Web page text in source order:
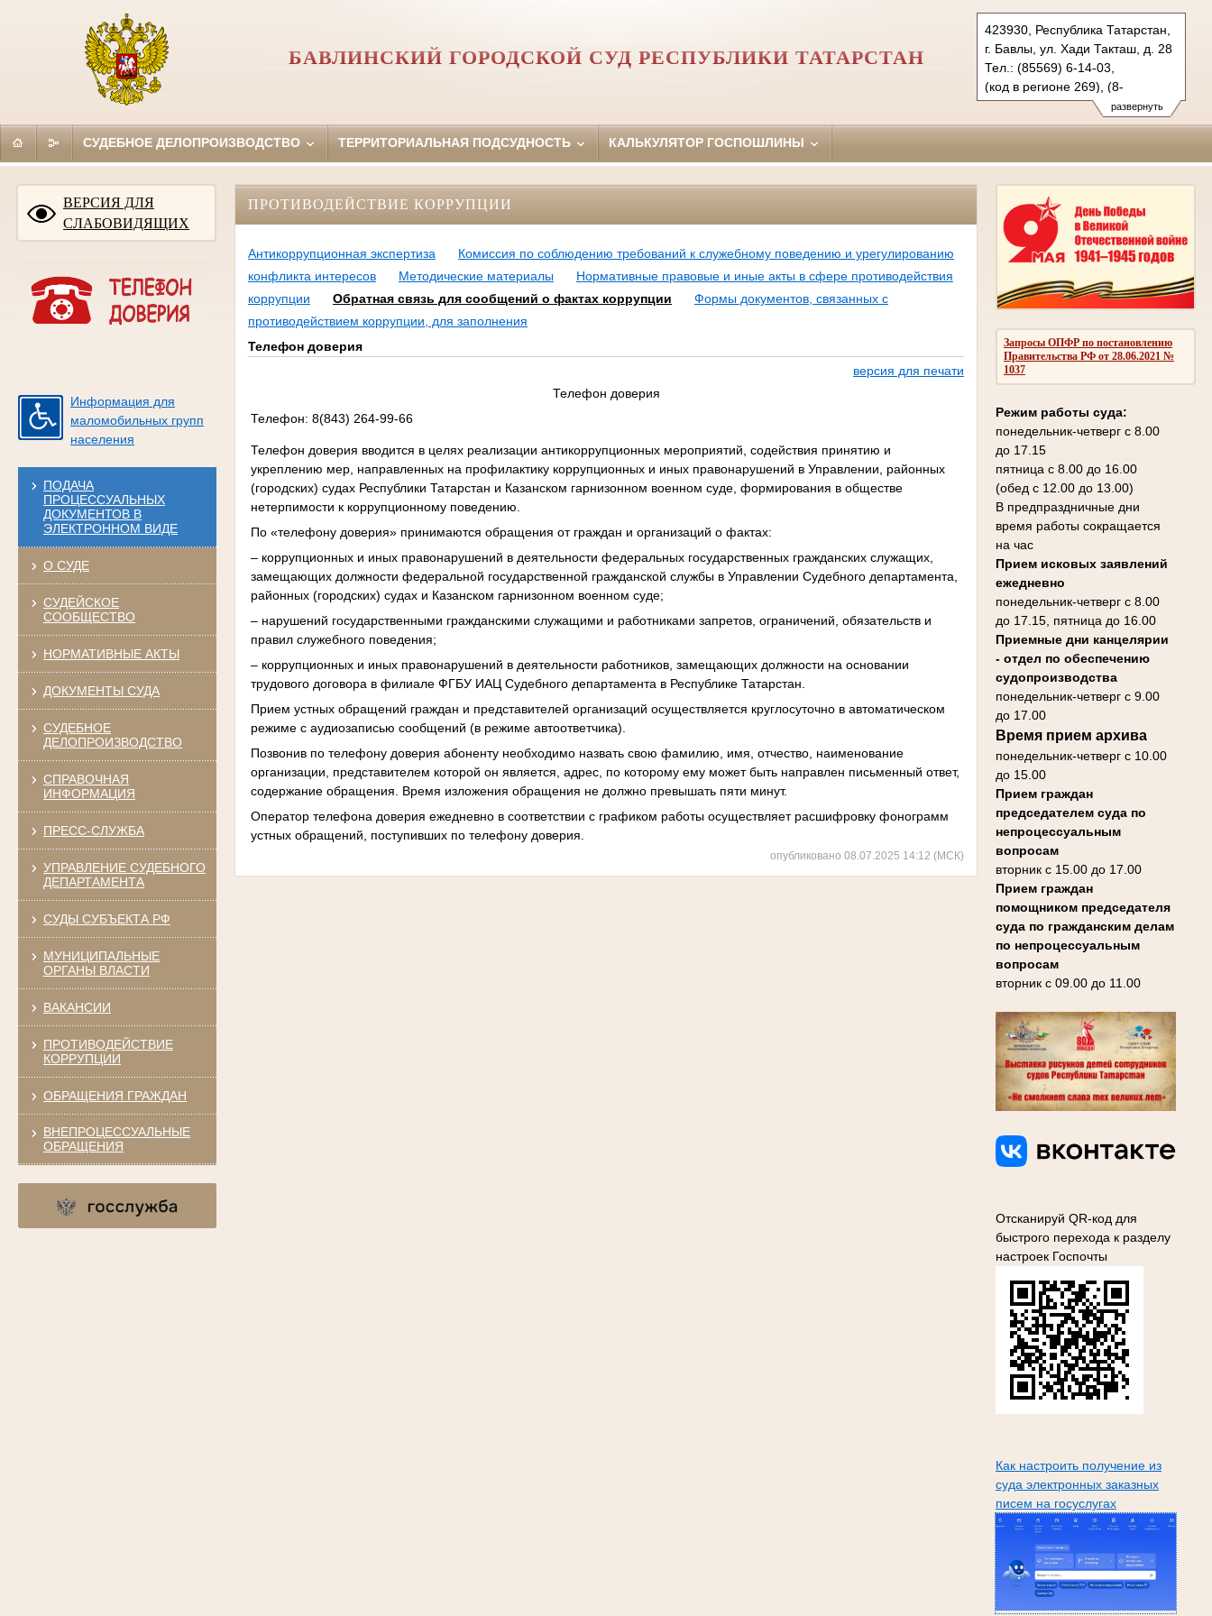
развернуть
423930, Республика Татарстан,
г. Бавлы, ул. Хади Такташ, д. 28
Тел.: (85569) 6-14-03,
(код в регионе 269), (8-
85569) 6-14-08
bavlinsky.tat@sudrf.ru
БАВЛИНСКИЙ ГОРОДСКОЙ СУД РЕСПУБЛИКИ ТАТАРСТАН
СУДЕБНОЕ ДЕЛОПРОИЗВОДСТВО ТЕРРИТОРИАЛЬНАЯ ПОДСУДНОСТЬ КАЛЬКУЛЯТОР ГОСПОШЛИНЫ
ВЕРСИЯ ДЛЯ
СЛАБОВИДЯЩИХ
Информация для
маломобильных групп
населения
ПОДАЧА
ПРОЦЕССУАЛЬНЫХ
ДОКУМЕНТОВ В
ЭЛЕКТРОННОМ ВИДЕ
О СУДЕ
СУДЕЙСКОЕ
СООБЩЕСТВО
НОРМАТИВНЫЕ АКТЫ
ДОКУМЕНТЫ СУДА
СУДЕБНОЕ
ДЕЛОПРОИЗВОДСТВО
СПРАВОЧНАЯ
ИНФОРМАЦИЯ
ПРЕСС-СЛУЖБА
УПРАВЛЕНИЕ СУДЕБНОГО
ДЕПАРТАМЕНТА
СУДЫ СУБЪЕКТА РФ
МУНИЦИПАЛЬНЫЕ
ОРГАНЫ ВЛАСТИ
ВАКАНСИИ
ПРОТИВОДЕЙСТВИЕ
КОРРУПЦИИ
ОБРАЩЕНИЯ ГРАЖДАН
ВНЕПРОЦЕССУАЛЬНЫЕ
ОБРАЩЕНИЯ
Запросы ОПФР по постановлению
Правительства РФ от 28.06.2021 №
1037
Режим работы суда:
понедельник-четверг с 8.00
до 17.15
пятница с 8.00 до 16.00
(обед с 12.00 до 13.00)
В предпраздничные дни
время работы сокращается
на час
Прием исковых заявлений
ежедневно
понедельник-четверг с 8.00
до 17.15, пятница до 16.00
Приемные дни канцелярии
- отдел по обеспечению
судопроизводства
понедельник-четверг с 9.00
до 17.00
Время прием архива
понедельник-четверг с 10.00
до 15.00
Прием граждан
председателем суда по
непроцессуальным
вопросам
вторник с 15.00 до 17.00
Прием граждан
помощником председателя
суда по гражданским делам
по непроцессуальным
вопросам
вторник с 09.00 до 11.00
Отсканируй QR-код для
быстрого перехода к разделу
настроек Госпочты
Как настроить получение из
суда электронных заказных
писем на госуслугах
ПРОТИВОДЕЙСТВИЕ КОРРУПЦИИ
Антикоррупционная экспертиза
Комиссия по соблюдению требований к служебному поведению и урегулированию
конфликта интересов
Методические материалы
Нормативные правовые и иные акты в сфере противодействия
коррупции
Обратная связь для сообщений о фактах коррупции
Формы документов, связанных с
противодействием коррупции, для заполнения
Телефон доверия
версия для печати
Телефон доверия
Телефон: 8(843) 264-99-66
Телефон доверия вводится в целях реализации антикоррупционных мероприятий, содействия принятию и
укреплению мер, направленных на профилактику коррупционных и иных правонарушений в Управлении, районных
(городских) судах Республики Татарстан и Казанском гарнизонном военном суде, формирования в обществе
нетерпимости к коррупционному поведению.
По «телефону доверия» принимаются обращения от граждан и организаций о фактах:
– коррупционных и иных правонарушений в деятельности федеральных государственных гражданских служащих,
замещающих должности федеральной государственной гражданской службы в Управлении Судебного департамента,
районных (городских) судах и Казанском гарнизонном военном суде;
– нарушений государственными гражданскими служащими и работниками запретов, ограничений, обязательств и
правил служебного поведения;
– коррупционных и иных правонарушений в деятельности работников, замещающих должности на основании
трудового договора в филиале ФГБУ ИАЦ Судебного департамента в Республике Татарстан.
Прием устных обращений граждан и представителей организаций осуществляется круглосуточно в автоматическом
режиме с аудиозаписью сообщений (в режиме автоответчика).
Позвонив по телефону доверия абоненту необходимо назвать свою фамилию, имя, отчество, наименование
организации, представителем которой он является, адрес, по которому ему может быть направлен письменный ответ,
содержание обращения. Время изложения обращения не должно превышать пяти минут.
Оператор телефона доверия ежедневно в соответствии с графиком работы осуществляет расшифровку фонограмм
устных обращений, поступивших по телефону доверия.
опубликовано 08.07.2025 14:12 (МСК)